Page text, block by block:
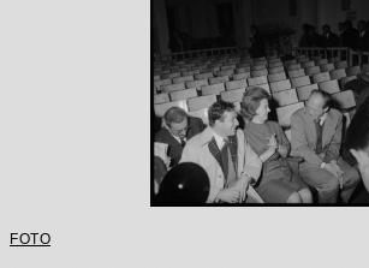
FOTO